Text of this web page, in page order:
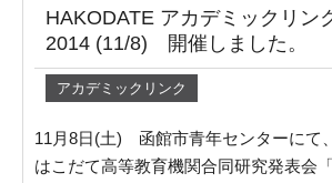
HAKODATE アカデミックリン
2014 (11/8) 開催しました。
アカデミックリンク
11月8日(土) 函館市青年センターにて、
はこだて高等教育機関合同研究発表会